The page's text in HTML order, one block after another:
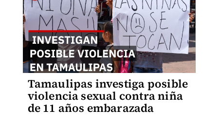
Tamaulipas investiga posible
violencia sexual contra niña
de 11 años embarazada